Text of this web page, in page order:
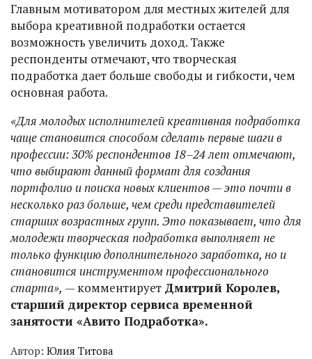
Главным мотиватором для местных жителей для
выбора креативной подработки остается
возможность увеличить доход. Также
респонденты отмечают, что творческая
подработка дает больше свободы и гибкости, чем
основная работа.
«Для молодых исполнителей креативная подработка
чаще становится способом сделать первые шаги в
профессии: 30% респондентов 18–24 лет отмечают,
что выбирают данный формат для создания
портфолио и поиска новых клиентов — это почти в
несколько раз больше, чем среди представителей
старших возрастных групп. Это показывает, что для
молодежи творческая подработка выполняет не
только функцию дополнительного заработка, но и
становится инструментом профессионального
старта», — комментирует Дмитрий Королев,
старший директор сервиса временной
занятости «Авито Подработка».
Автор: Юлия Титова